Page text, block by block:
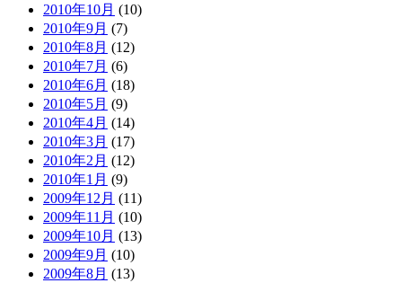
2010年10月 (10)
2010年9月 (7)
2010年8月 (12)
2010年7月 (6)
2010年6月 (18)
2010年5月 (9)
2010年4月 (14)
2010年3月 (17)
2010年2月 (12)
2010年1月 (9)
2009年12月 (11)
2009年11月 (10)
2009年10月 (13)
2009年9月 (10)
2009年8月 (13)